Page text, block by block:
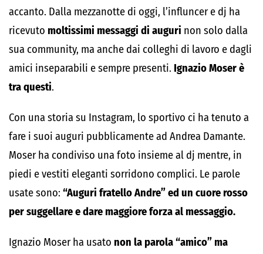
accanto. Dalla mezzanotte di oggi, l’influncer e dj ha
ricevuto moltissimi messaggi di auguri non solo dalla
sua community, ma anche dai colleghi di lavoro e dagli
amici inseparabili e sempre presenti. Ignazio Moser è
tra questi.
Con una storia su Instagram, lo sportivo ci ha tenuto a
fare i suoi auguri pubblicamente ad Andrea Damante.
Moser ha condiviso una foto insieme al dj mentre, in
piedi e vestiti eleganti sorridono complici. Le parole
usate sono: “Auguri fratello Andre” ed un cuore rosso
per suggellare e dare maggiore forza al messaggio.
Ignazio Moser ha usato non la parola “amico” ma